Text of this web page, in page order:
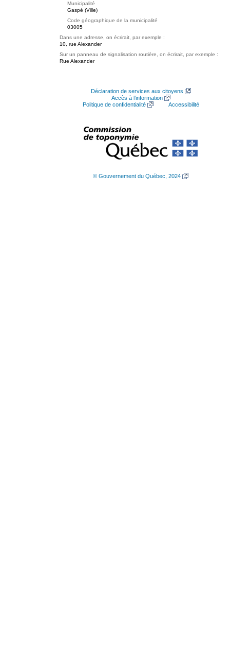
Municipalité
Gaspé (Ville)
Code géographique de la municipalité
03005
Dans une adresse, on écrirait, par exemple :
10, rue Alexander
Sur un panneau de signalisation routière, on écrirait, par exemple :
Rue Alexander
Déclaration de services aux citoyens
Accès à l’information
Politique de confidentialité
Accessibilité
© Gouvernement du Québec, 2024